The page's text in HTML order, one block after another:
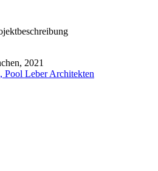
2021
Pool Leber Architekten